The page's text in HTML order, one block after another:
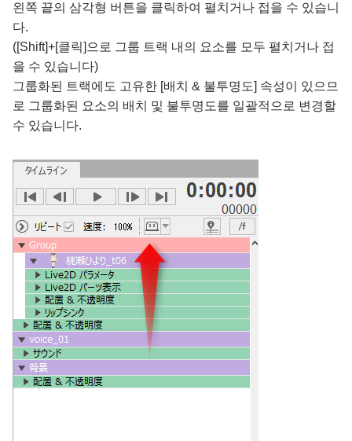
왼쪽 끝의 삼각형 버튼을 클릭하여 펼치거나 접을 수 있습니
다.
([Shift]+[클릭]으로 그룹 트랙 내의 요소를 모두 펼치거나 접
을 수 있습니다)
그룹화된 트랙에도 고유한 [배치 & 불투명도] 속성이 있으므
로 그룹화된 요소의 배치 및 불투명도를 일괄적으로 변경할
수 있습니다.